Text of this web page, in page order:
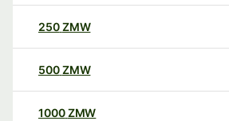
250ZMW
500ZMW
1000ZMW